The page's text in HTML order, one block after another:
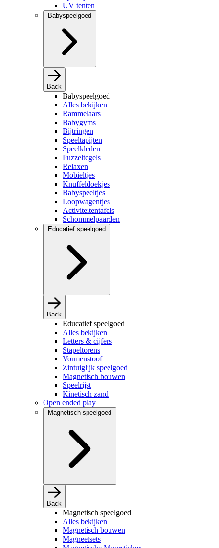
UV tenten
Babyspeelgoed
Back
Babyspeelgoed
Alles bekijken
Rammelaars
Babygyms
Bijtringen
Speeltapijten
Speelkleden
Puzzeltegels
Relaxen
Mobieltjes
Knuffeldoekjes
Babyspeeltjes
Loopwagentjes
Activiteitentafels
Schommelpaarden
Educatief speelgoed
Back
Educatief speelgoed
Alles bekijken
Letters & cijfers
Stapeltorens
Vormenstoof
Zintuiglijk speelgoed
Magnetisch bouwen
Speelrijst
Kinetisch zand
Open ended play
Magnetisch speelgoed
Back
Magnetisch speelgoed
Alles bekijken
Magnetisch bouwen
Magneetsets